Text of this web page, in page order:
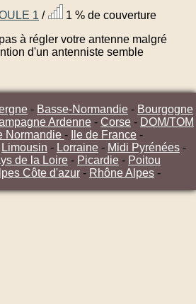
1 /
1 % de couverture
à régler votre antenne malgré
d'un antenniste semble
- Basse-Normandie - Bourgogne
Ardenne - Corse - DOM/TOM
Normandie - Ile de France -
Limousin - Lorraine - Midi Pyrénées -
de la Loire - Picardie - Poitou
Côte d'azur - Rhône Alpes -